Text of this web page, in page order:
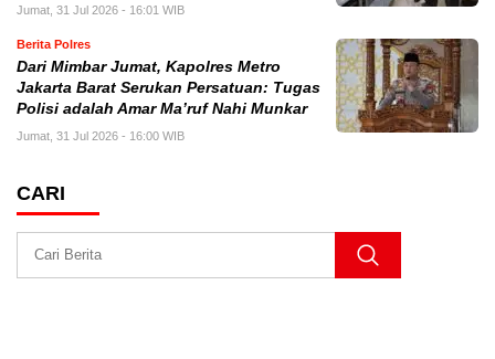
Jumat, 31 Jul 2026 - 16:01 WIB
Berita Polres
Dari Mimbar Jumat, Kapolres Metro
Jakarta Barat Serukan Persatuan: Tugas
Polisi adalah Amar Ma’ruf Nahi Munkar
Jumat, 31 Jul 2026 - 16:00 WIB
CARI